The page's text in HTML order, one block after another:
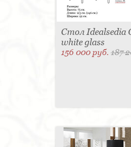
Стол Idealsedia
white glass
156 000 руб.187